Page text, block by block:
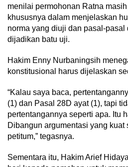
menilai permohonan Ratna
khususnya dalam menjelaskan
norma yang diuji dan pasal-
dijadikan batu uji.
Hakim Enny Nurbaningsih
konstitusional harus dijelaskan
“Kalau saya baca,
(1) dan Pasal 28D ayat (1), tapi
pertentangannya seperti apa. Itu
Dibangun argumentasi yang kuat
petitum,” tegasnya.
Sementara itu, Hakim Arief